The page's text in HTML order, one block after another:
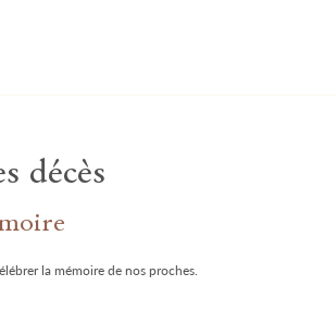
décès
la mémoire de nos proches.